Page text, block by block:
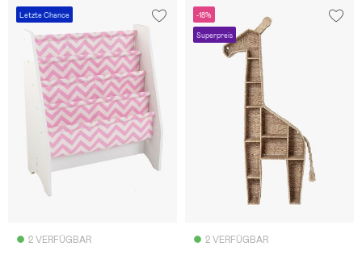
Letzte Chance
2 VERFÜGBAR
-18%
Superpreis
2 VERFÜGBAR